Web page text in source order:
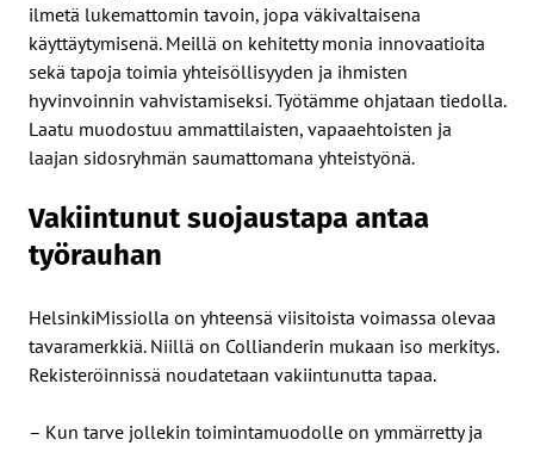
ilmetä lukemattomin tavoin, jopa väkivaltaisena
käyttäytymisenä. Meillä on kehitetty monia innovaatioita
sekä tapoja toimia yhteisöllisyyden ja ihmisten
hyvinvoinnin vahvistamiseksi. Työtämme ohjataan tiedolla.
Laatu muodostuu ammattilaisten, vapaaehtoisten ja
laajan sidosryhmän saumattomana yhteistyönä.
Vakiintunut suojaustapa antaa
työrauhan
HelsinkiMissiolla on yhteensä viisitoista voimassa olevaa
tavaramerkkiä. Niillä on Collianderin mukaan iso merkitys.
Rekisteröinnissä noudatetaan vakiintunutta tapaa.
– Kun tarve jollekin toimintamuodolle on ymmärretty ja